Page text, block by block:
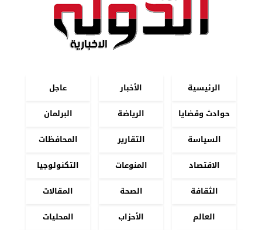
الرئيسية الأخبار
عاجل
حوادث وقضايا
الرياضة
البرلمان
السياسة
التقارير
المحافظات
الاقتصاد
المنوعات
التكنولوجيا
الثقافة
الصحة
المقالات
العالم
الأحزاب
المحليات